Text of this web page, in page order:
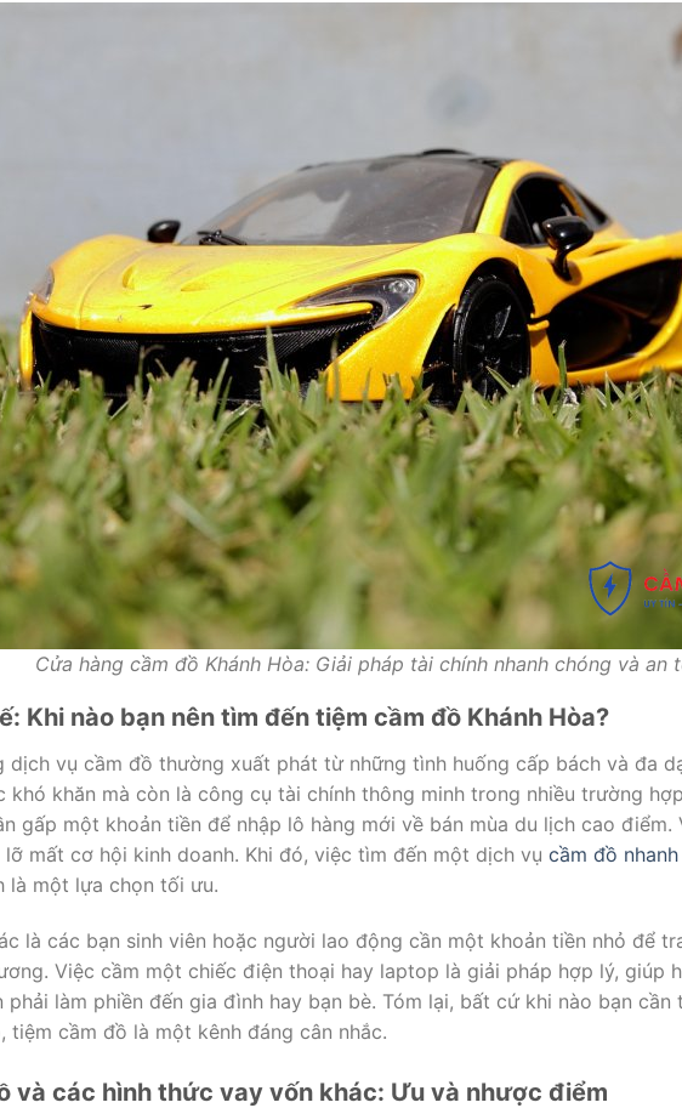
Cửa hàng cầm đồ Khánh Hòa: Giải pháp tài chính nhanh chóng và an
Khi nào bạn nên tìm đến tiệm cầm đồ Khánh Hòa?
dịch vụ cầm đồ thường xuất phát từ những tình huống cấp bách và đa
khó khăn mà còn là công cụ tài chính thông minh trong nhiều trường
gấp một khoản tiền để nhập lô hàng mới về bán mùa du lịch cao
lỡ mất cơ hội kinh doanh. Khi đó, việc tìm đến một dịch vụ cầm đồ nhanh
là một lựa chọn tối ưu.
là các bạn sinh viên hoặc người lao động cần một khoản tiền nhỏ để
Việc cầm một chiếc điện thoại hay laptop là giải pháp hợp lý, giúp
phải làm phiền đến gia đình hay bạn bè. Tóm lại, bất cứ khi nào bạn
tiệm cầm đồ là một kênh đáng cân nhắc.
và các hình thức vay vốn khác: Ưu và nhược điểm